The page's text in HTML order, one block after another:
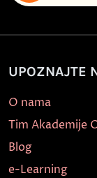
UPOZNAJTE
O nama
Tim Akademije
Blog
e-Learning